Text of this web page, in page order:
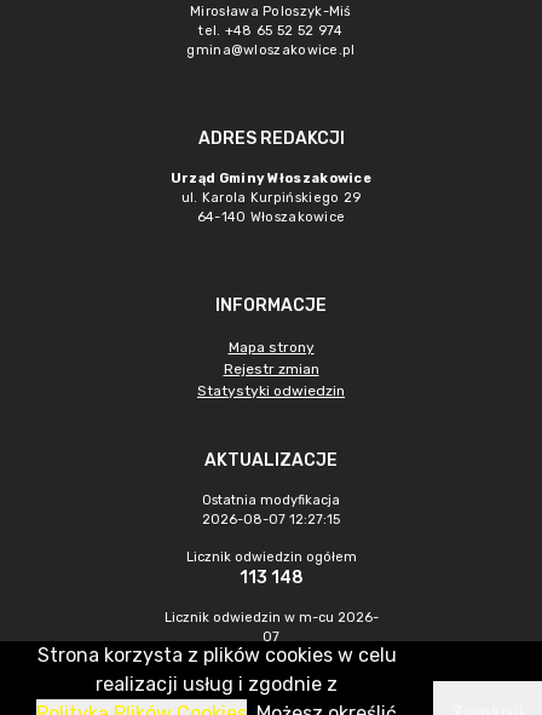
Mirosława Poloszyk-Miś
tel. +48 65 52 52 974
gmina@wloszakowice.pl
ADRES REDAKCJI
Urząd Gminy Włoszakowice
ul. Karola Kurpińskiego 29
64-140 Włoszakowice
INFORMACJE
Mapa strony
Rejestr zmian
Statystyki odwiedzin
AKTUALIZACJE
Ostatnia modyfikacja
2026-08-07 12:27:15
Licznik odwiedzin ogółem
113 148
Licznik odwiedzin w m-cu 2026-
07
478
CMS & Hosting: Nefeni Sp. z o.o.
Strona korzysta z plików cookies w celu
realizacji usług i zgodnie z